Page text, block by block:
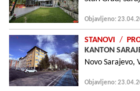
Objavljeno:
STANOVI /
KANTON
Novo Sarajevo,
Objavljeno: